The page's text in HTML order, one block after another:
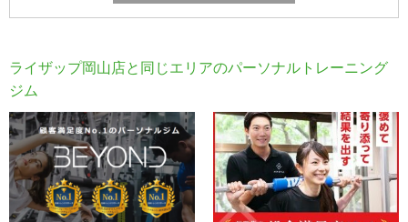
ライザップ岡山店と同じエリアのパーソナルトレーニング
ジム